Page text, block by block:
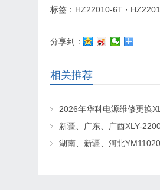
标签： HZ22010-6T ·
分享到：
相关推荐